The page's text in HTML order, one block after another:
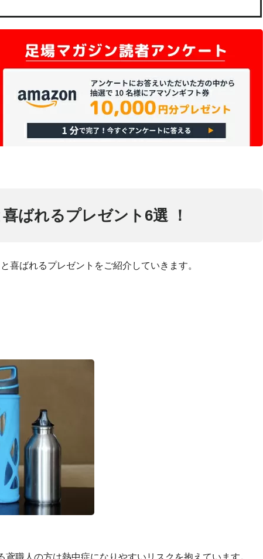
ばれるプレゼント6選 ！
喜ばれるプレゼントをご紹介していきます。